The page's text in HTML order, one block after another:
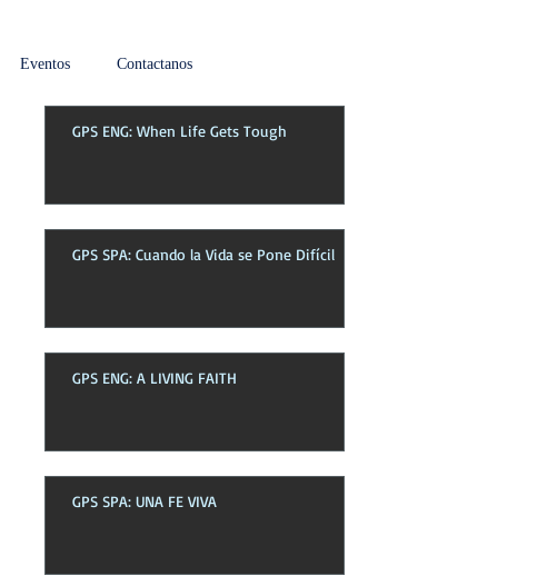
Eventos Contactanos
Boletines pasados
GPS ENG: When Life Gets Tough
GPS SPA: Cuando la Vida se Pone Difícil
GPS ENG: A LIVING FAITH
GPS SPA: UNA FE VIVA